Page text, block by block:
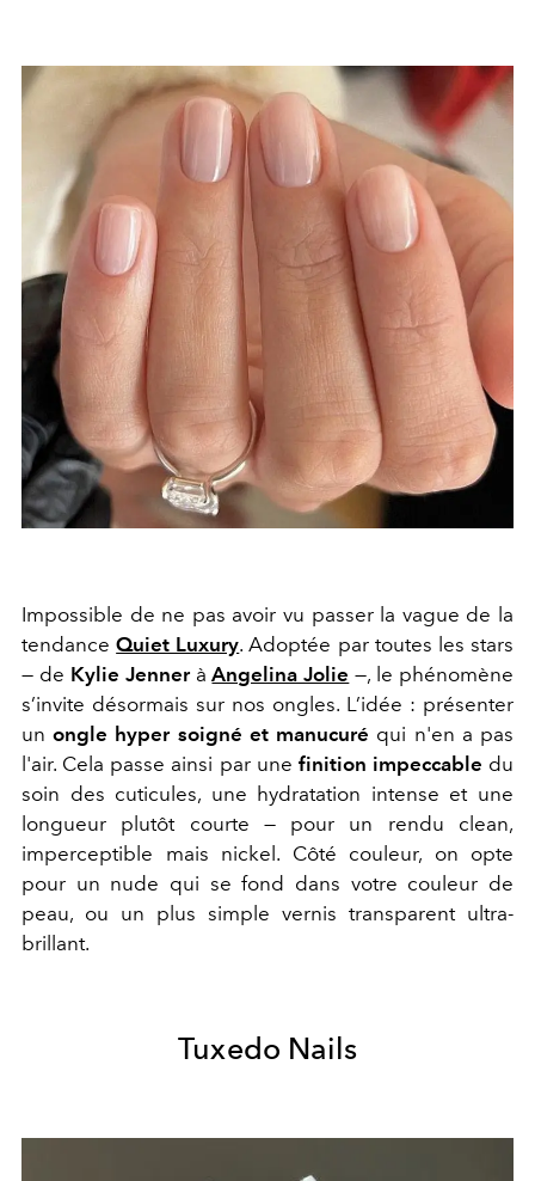
Impossible de ne pas avoir vu passer la vague de la
tendance Quiet Luxury. Adoptée par toutes les stars
— de Kylie Jenner à Angelina Jolie —, le phénomène
s’invite désormais sur nos ongles. L’idée : présenter
un ongle hyper soigné et manucuré qui n'en a pas
l'air. Cela passe ainsi par une finition impeccable du
soin des cuticules, une hydratation intense et une
longueur plutôt courte — pour un rendu clean,
imperceptible mais nickel. Côté couleur, on opte
pour un nude qui se fond dans votre couleur de
peau, ou un plus simple vernis transparent ultra-
brillant.
Tuxedo Nails